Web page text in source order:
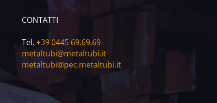
CONTATTI
Tel. +39 0445 69.69.69
metaltubi@metaltubi.it
metaltubi@pec.metaltubi.it